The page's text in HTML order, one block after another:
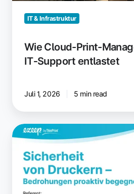
IT & Infrastruktur
Wie Cloud-Print-
IT‑Support entlastet
Juli 1, 2026 5 min read
Druckersicherheit
proaktiv
meistern